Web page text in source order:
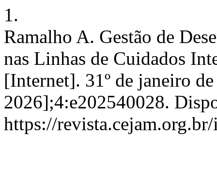
1.
Ramalho A. Gestão de
nas Linhas de Cuidados
[Internet]. 31º de janeiro
2026];4:e202540028.
https://